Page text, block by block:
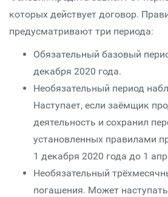
которых действует договор.
предусматривают три периода:
Обязательный базовый
декабря 2020 года.
Необязательный период
Наступает, если заёмщик
деятельность и сохранил
установленных правилами
1 декабря 2020 года до 1
Необязательный
погашения. Может